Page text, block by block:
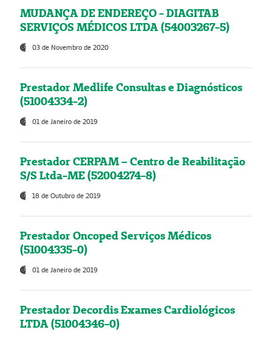
MUDANÇA DE ENDEREÇO - DIAGITAB
SERVIÇOS MÉDICOS LTDA (54003267-5)
03 de Novembro de 2020
Prestador Medlife Consultas e Diagnósticos
(51004334-2)
01 de Janeiro de 2019
Prestador CERPAM – Centro de Reabilitação
S/S Ltda-ME (52004274-8)
18 de Outubro de 2019
Prestador Oncoped Serviços Médicos
(51004335-0)
01 de Janeiro de 2019
Prestador Decordis Exames Cardiológicos
LTDA (51004346-0)